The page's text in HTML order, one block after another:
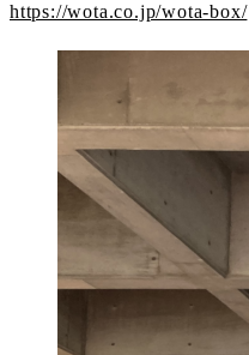
https://wota.co.jp/wota-box/